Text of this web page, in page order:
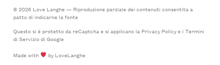
© 2026 Love Langhe — Riproduzione parziale dei contenuti consentita a
patto di indicarne la fonte
Questo si è protetto da reCaptcha e si applicano la Privacy Policye i Termini
di Serviziodi Google
Made with
by LoveLanghe